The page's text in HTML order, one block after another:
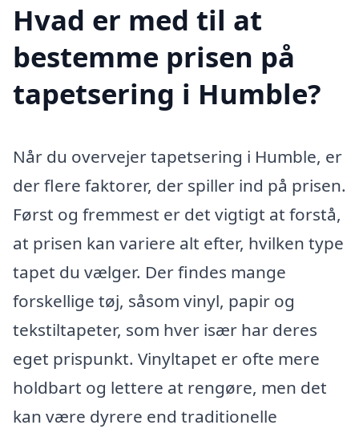
Hvad er med til at
bestemme prisen på
tapetsering i Humble?
Når du overvejer tapetsering i Humble, er
der flere faktorer, der spiller ind på prisen.
Først og fremmest er det vigtigt at forstå,
at prisen kan variere alt efter, hvilken type
tapet du vælger. Der findes mange
forskellige tøj, såsom vinyl, papir og
tekstiltapeter, som hver især har deres
eget prispunkt. Vinyltapet er ofte mere
holdbart og lettere at rengøre, men det
kan være dyrere end traditionelle